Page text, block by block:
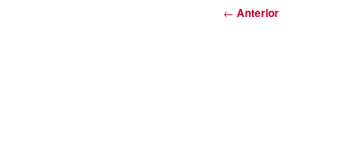
Navegación
← Anterior